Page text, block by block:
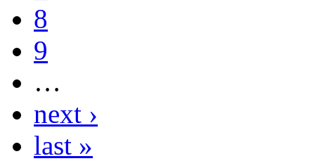
8
9
…
next ›
last »